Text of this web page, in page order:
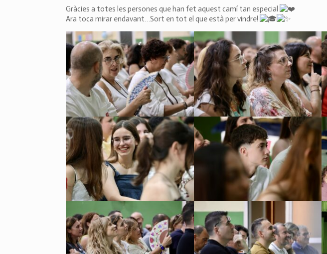
Gràcies a totes les persones que han fet aquest camí tan especial
Ara toca mirar endavant…Sort en tot el que està per vindre!